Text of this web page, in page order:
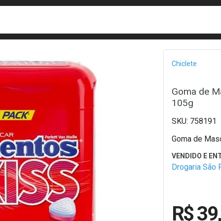
Chiclete
Goma de
105g
758191
Goma de
Drogaria São
R$